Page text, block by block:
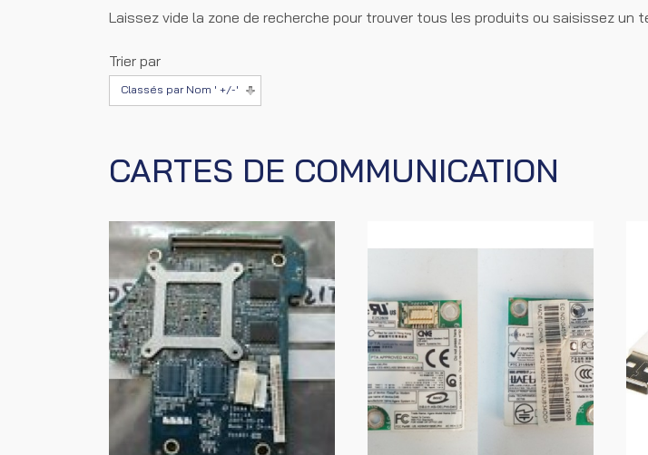
Laissez vide la zone de recherche pour trouver tous les produits ou saisissez un
Trier par
Classés par Nom ' +/-'
CARTES DE COMMUNICATION